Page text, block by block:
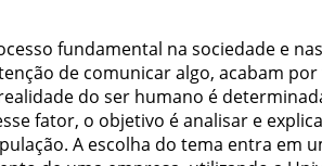
fundamental na sociedade e nas
de comunicaralgo, acabam por
do ser humano é
fator, o objetivo éanalisar e
. A escolha do tema entra em